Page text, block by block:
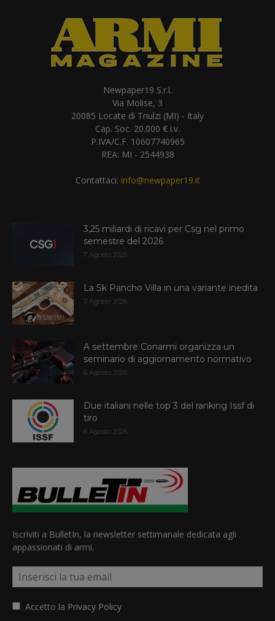
Newpaper19 S.r.l.
Via Molise, 3
20085 Locate di Triulzi (MI) - Italy
Cap. Soc. 20.000 € i.v.
P.IVA/C.F. 10607740965
REA: MI - 2544938
Contattaci: info@newpaper19.it
3,25 miliardi di ricavi per Csg nel primo
semestre del 2026
7 Agosto 2026
La Sk Pancho Villa in una variante inedita
7 Agosto 2026
A settembre Conarmi organizza un
seminario di aggiornamento normativo
6 Agosto 2026
Due italiani nelle top 3 del ranking Issf di
tiro
6 Agosto 2026
Iscriviti a BulletIn, la newsletter settimanale dedicata agli
appassionati di armi.
Accetto la Privacy Policy